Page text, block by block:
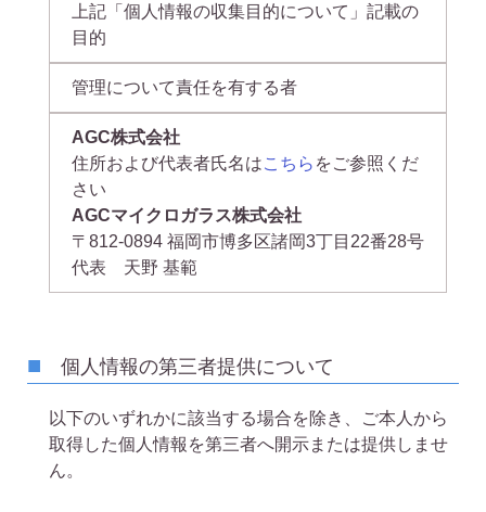
上記「個人情報の収集目的について」記載の
目的
管理について責任を有する者
AGC株式会社
住所および代表者氏名はこちら をご参照くだ
さい
AGCマイクロガラス株式会社
〒812-0894 福岡市博多区諸岡3丁目22番28号
代表 天野 基範
個人情報の第三者提供について
以下のいずれかに該当する場合を除き、ご本人から
取得した個人情報を第三者へ開示または提供しませ
ん。